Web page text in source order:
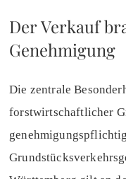
Der Verkauf
Genehmigung
Die zentrale
forstwirtschaftlicher